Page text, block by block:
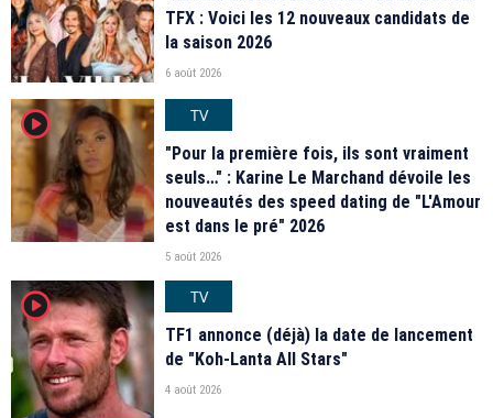
TFX : Voici les 12 nouveaux candidats de
la saison 2026
6 août 2026
player2
TV
"Pour la première fois, ils sont vraiment
seuls…" : Karine Le Marchand dévoile les
nouveautés des speed dating de "L'Amour
est dans le pré" 2026
5 août 2026
player2
TV
TF1 annonce (déjà) la date de lancement
de "Koh-Lanta All Stars"
4 août 2026